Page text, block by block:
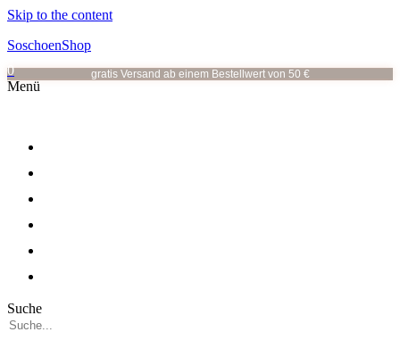
Skip to the content
SoschoenShop
gratis Versand ab einem Bestellwert von 50 €
0
Menü
Suche